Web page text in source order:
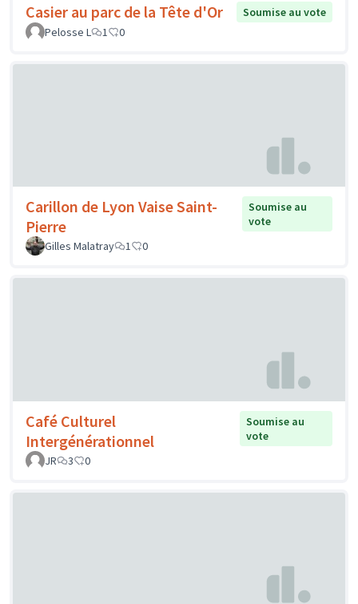
Casier au parc de la Tête d'Or
Soumise au vote
Pelosse L
1 0
Carillon de Lyon Vaise Saint-
Pierre
Soumise au
vote
Gilles Malatray
1 0
Café Culturel
Intergénérationnel
Soumise au
vote
JR
3 0